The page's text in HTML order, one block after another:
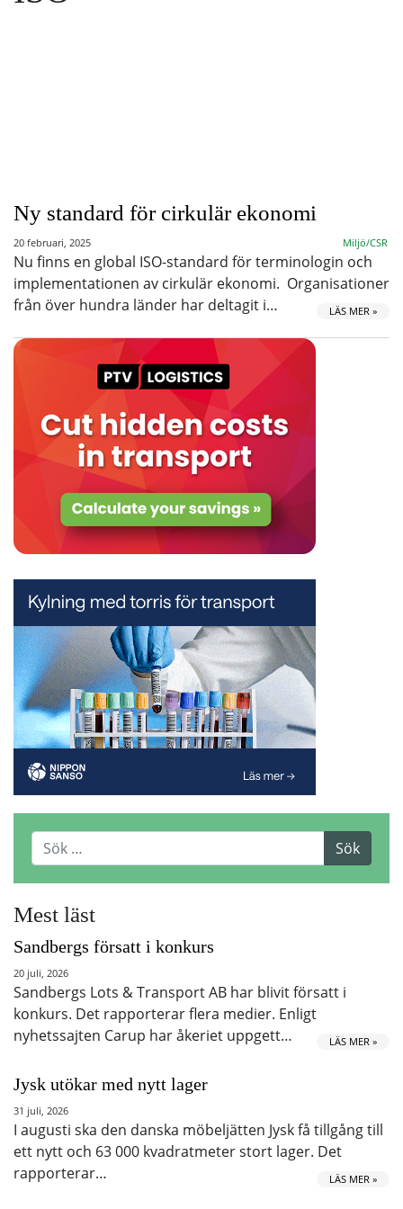
Ny standard för cirkulär ekonomi
20 februari, 2025 Miljö/CSR
Nu finns en global ISO-standard för terminologin och
implementationen av cirkulär ekonomi. Organisationer
från över hundra länder har deltagit i…
LÄS MER »
Mest läst
Sandbergs försatt i konkurs
20 juli, 2026
Sandbergs Lots & Transport AB har blivit försatt i
konkurs. Det rapporterar flera medier. Enligt
nyhetssajten Carup har åkeriet uppgett…
LÄS MER »
Jysk utökar med nytt lager
31 juli, 2026
I augusti ska den danska möbeljätten Jysk få tillgång till
ett nytt och 63 000 kvadratmeter stort lager. Det
rapporterar…
LÄS MER »